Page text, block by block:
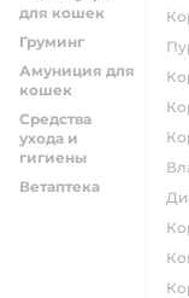
для кошек
Груминг
Амуниция для
кошек
Средства
ухода и
гигиены
Ветаптека